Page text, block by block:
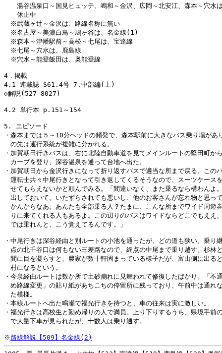
湯谷温泉口～国見ヒュッテ、鳴和～金沢、広岡～北安江、森本～穴水
休止中
※武蔵ヶ辻～金沢は、路線名称に無い
※名古屋～美濃白鳥～鳩ヶ谷は、名金線(1)
※森本～津幡駅前～高松～七尾は、宝達線
※七尾～穴水は、鹿島線
※穴水～能登飯田は、奥能登線
4．掲載
4.1 連載誌 S61.4号 7.中部編(上)
◇解説(527-8027)
4.2 単行本 p.151～154
5. エピソード
・森本までは５～10分ヘッドの頻発で、森本駅前に大きなバス乗り場があ
の先は運行系統が複雑に分かれる。
・加賀朝日行きバスは、右に北陸自動車道を見てメインルートの堅田町か
カーブを登り、深谷温泉を通って台地へ出た。
・加賀朝日から金沢行きになって折り返すバスで適当な所まで戻る。この
運転士共々中尾行きとなって引き返してくるそうなので、スーツケース
せてもらえないかと頼んでみる。「間違いなく、また乗るなら構わんよ
出しておいて。いたずらされても悪いし、他のお客さんが忘れ物と思っ
かんからなあ。あんたも全部乗る人？たまに、こんな所までワイド周遊
りに来てくれる人もあるよ。この辺りのバスはワイドならどこでもええ
では乗れんと、こう覚えてるんです。」
・中尾行きは深谷経由と別ルートの小池を通ったが、どの道も狭い。乗り
点の北千谷口は何もない三差路なので、終点の中尾まで乗り越す。杉林
間に目を凝らすと、農家が数十軒固まっている様子だが、富山側に出る
村になるという。
・今泉経由ルートは数か所で土砂崩れに見舞われて修復したばかり。「不
め路線変更」の貼り紙があちこちの停留所に残っており、午前中は通れ
た模様。
・本線ルートへ出た鳴瀬で福光行きを待つと、車の往来は実に激しい。
・福光行きは高校生と勤め帰りの人で満員。上り下りするうち、県境手前
で大量下車が見られたが、十数人は乗り通す。
※ 路線解説【509】名金線(2)